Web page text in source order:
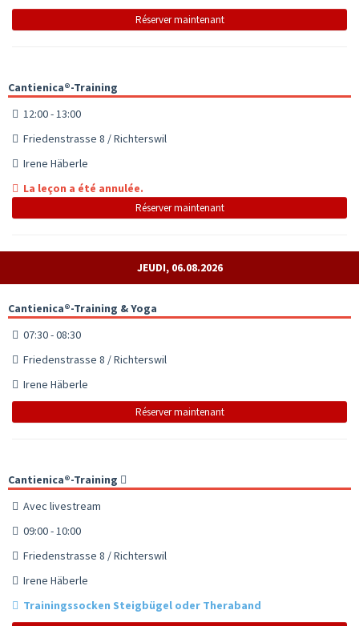
Réserver maintenant
Cantienica®-Training
12:00 - 13:00
Friedenstrasse 8 / Richterswil
Irene Häberle
La leçon a été annulée.
Réserver maintenant
JEUDI, 06.08.2026
Cantienica®-Training & Yoga
07:30 - 08:30
Friedenstrasse 8 / Richterswil
Irene Häberle
Réserver maintenant
Cantienica®-Training
Avec livestream
09:00 - 10:00
Friedenstrasse 8 / Richterswil
Irene Häberle
Trainingssocken Steigbügel oder Theraband